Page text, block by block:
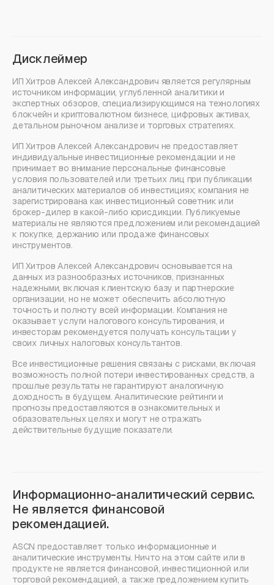
Дисклеймер
ИП Хитров Алексей Александрович является регулярным
источником информации, углубленной аналитики и
экспертных обзоров, специализирующимся на технологиях
блокчейн и криптовалютном бизнесе, цифровых активах,
детальном рыночном анализе и торговых стратегиях.
ИП Хитров Алексей Александрович не предоставляет
индивидуальные инвестиционные рекомендации и не
принимает во внимание персональные финансовые
условия пользователей или третьих лиц при публикации
аналитических материалов об инвестициях; компания не
зарегистрирована как инвестиционный советник или
брокер-дилер в какой-либо юрисдикции. Публикуемые
материалы не являются предложением или рекомендацией
к покупке, держанию или продаже финансовых
инструментов.
ИП Хитров Алексей Александрович основывается на
данных из разнообразных источников, признанных
надежными, включая клиентскую базу и партнерские
организации, но не может обеспечить абсолютную
точность и полноту всей информации. Компания не
оказывает услуги налогового консультирования, и
инвесторам рекомендуется получать консультации у
своих личных налоговых консультантов.
Все инвестиционные решения связаны с рисками, включая
возможность полной потери инвестированных средств, а
прошлые результаты не гарантируют аналогичную
доходность в будущем. Аналитические рейтинги и
прогнозы предоставляются в ознакомительных и
образовательных целях и могут не отражать
действительные будущие показатели.
Информационно-аналитический сервис.
Не является финансовой
рекомендацией.
ASCN предоставляет только информационные и
аналитические инструменты. Ничто на этом сайте или в
продукте не является финансовой, инвестиционной или
торговой рекомендацией, а также предложением купить